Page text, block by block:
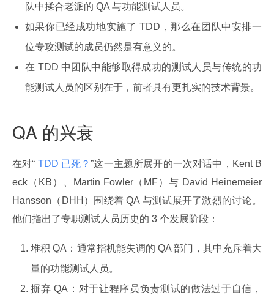
队中揉合老派的 QA 与功能测试人员。
如果你已经成功地实施了 TDD，那么在团队中安排一
位专攻测试的成员仍然是有意义的。
在 TDD 中团队中能够取得成功的测试人员与传统的功
能测试人员的区别在于，前者具有更扎实的技术背景。
QA 的兴衰
在对“ TDD 已死？”这一主题所展开的一次对话中，Kent B
eck（KB）、Martin Fowler（MF）与 David Heinemeier
Hansson（DHH）围绕着 QA 与测试展开了激烈的讨论。
他们指出了专职测试人员历史的 3 个发展阶段：
堆积 QA：通常指机能失调的 QA 部门，其中充斥着大
量的功能测试人员。
摒弃 QA：对于让程序员负责测试的做法过于自信，